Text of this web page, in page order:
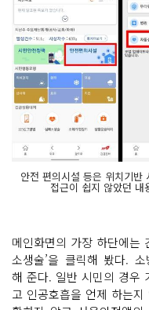
안전 편의시설 등은 위치기반
접근이 쉽지 않았던
메인화면의 가장 하단에는
소생술’을 클릭해 봤다.
해 준다. 일반 시민의 경우
고 인공호흡을 언제 하는